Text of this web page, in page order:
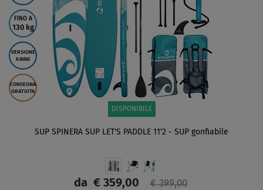
FINO A
130 kg
VERSIONE
KAYAK
CONSEGNA
GRATUITA
DISPONIBILE
SUP SPINERA SUP LET'S PADDLE 11'2 - SUP gonfiabile
da€ 359,00 € 399,00